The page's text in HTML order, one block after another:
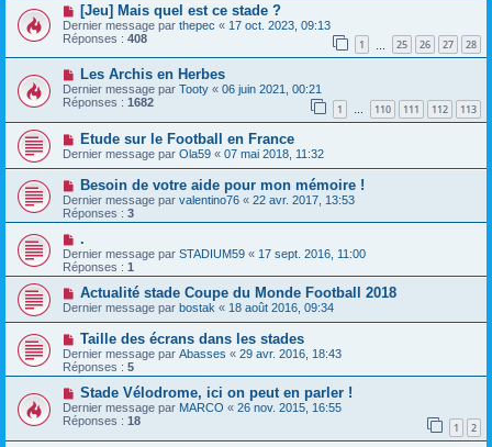
[Jeu] Mais quel est ce stade ?
Dernier message par thepec « 17 oct. 2023, 09:13
Réponses : 408 1 25 26 27 28
Les Archis en Herbes
Dernier message par Tooty « 06 juin 2021, 00:21
Réponses : 1682 1 … 110 111 112 113
Etude sur le Football en France
Dernier message par Ola59 « 07 mai 2018, 11:32
Besoin de votre aide pour mon mémoire !
Dernier message par valentino76 « 22 avr. 2017, 13:53
Réponses : 3
.
Dernier message par STADIUM59 « 17 sept. 2016, 11:00
Réponses : 1
Actualité stade Coupe du Monde Football 2018
Dernier message par bostak « 18 août 2016, 09:34
Taille des écrans dans les stades
Dernier message par Abasses « 29 avr. 2016, 18:43
Réponses : 5
Stade Vélodrome, ici on peut en parler !
Dernier message par MARCO « 26 nov. 2015, 16:55
Réponses : 18 1 2